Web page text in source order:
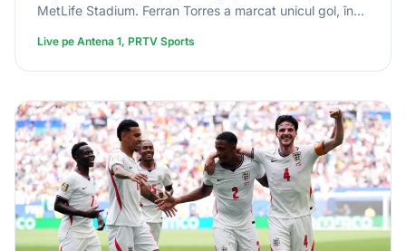
MetLife Stadium. Ferran Torres a marcat unicul gol, în
inferioritate, după eliminarea lui Enzo Fernandez (93').
primit distincții individuale.
Live pe Antena 1, PRTV Sports